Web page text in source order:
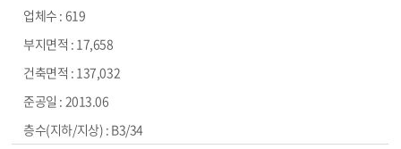
619
17,658
137,032
2013.06
B3/34